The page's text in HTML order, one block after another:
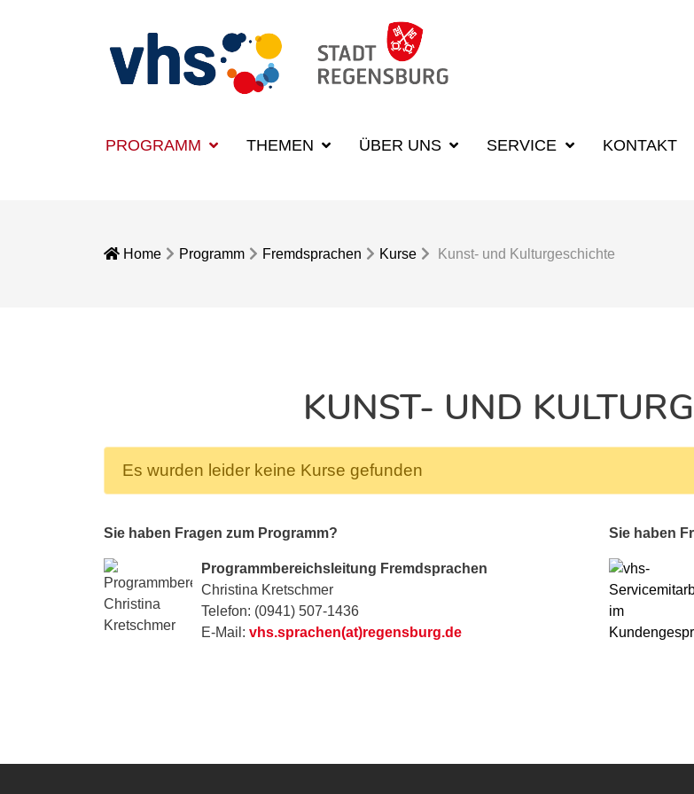
PROGRAMM THEMEN ÜBER UNS SERVICE KONTAKT
Home Programm Fremdsprachen Kurse Kunst- und Kulturgeschichte
KUNST- UND
Es wurden leider keine Kurse gefunden
Sie haben Fragen zum Programm?
Programmbereichsleitung Fremdsprachen
Christina Kretschmer
Telefon: (0941) 507-1436
E-Mail: vhs.sprachen(at)regensburg.de
Sie haben